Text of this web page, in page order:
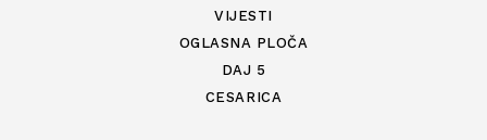
VIJESTI
OGLASNA PLOČA
DAJ 5
CESARICA